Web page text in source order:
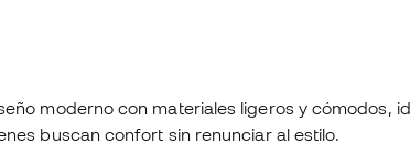
moderno con materiales ligeros y cómodos,
buscan confort sin renunciar al estilo.